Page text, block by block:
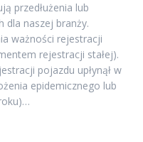
przedłużenia lub
dla naszej branży.
ważności rejestracji
rejestracji stałej).
pojazdu upłynął w
epidemicznego lub